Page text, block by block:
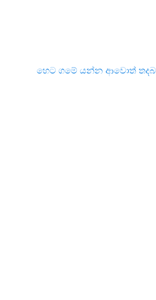
හෙට ගමේ යන්න ආවොත්